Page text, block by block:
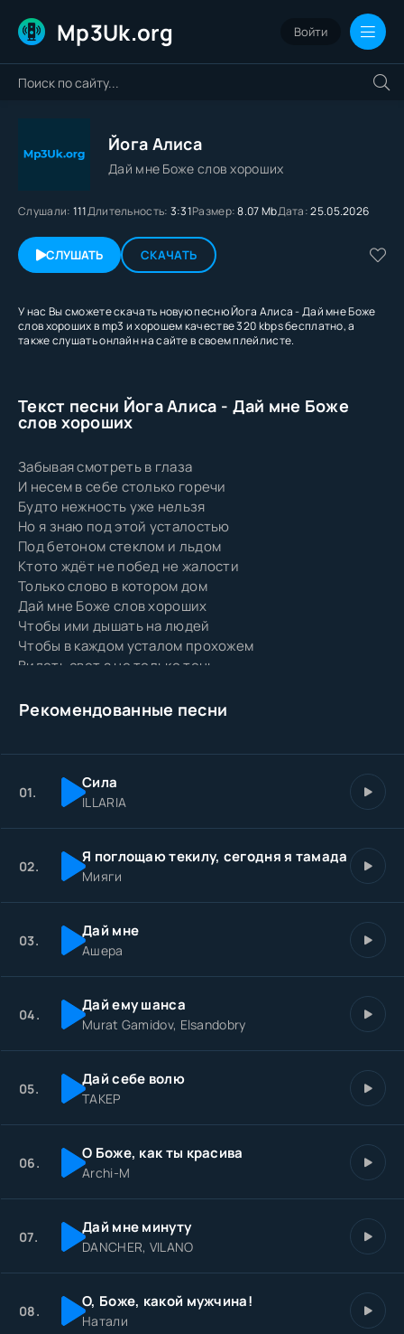
Mp3Uk.org Войти
Йога Алиса
Дай мне Боже слов хороших
Слушали: 111Длительность: 3:31Размер: 8.07 MbДата:25.05.2026
СЛУШАТЬ СКАЧАТЬ
У нас Вы сможете скачать новую песню Йога Алиса - Дай мне Боже
слов хороших в mp3 и хорошем качестве 320 kbps бесплатно, а
также слушать онлайн на сайте в своем плейлисте.
Текст песни Йога Алиса - Дай мне Боже
слов хороших
Забывая смотреть в глаза
И несем в себе столько горечи
Будто нежность уже нельзя
Но я знаю под этой усталостью
Под бетоном стеклом и льдом
Ктото ждёт не побед не жалости
Только слово в котором дом
Дай мне Боже слов хороших
Чтобы ими дышать на людей
Чтобы в каждом усталом прохожем
Видеть свет а не только тень
Не для шума а для души
Мне бы чище чем первый дождь
Чтобы слово было как хлебом
Если ктото внутри продрог
Я могла хоть немного дать
Рекомендованные песни
01. Сила
ILLARIA
02. Я поглощаю текилу, сегодня я тамада
Мияги
03. Дай мне
Ашера
04. Дай ему шанса
Murat Gamidov, Elsandobry
05. Дай себе волю
ТАКЕР
06. О Боже, как ты красива
Archi-M
07. Дай мне минуту
DANCHER, VILANO
08. О, Боже, какой мужчина!
Натали